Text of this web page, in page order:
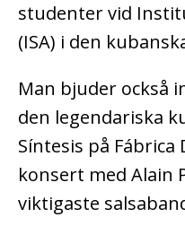
studenter vid
(ISA) i den
Man bjuder också
den legendariska
Síntesis på Fábrica
konsert med Alain
viktigaste